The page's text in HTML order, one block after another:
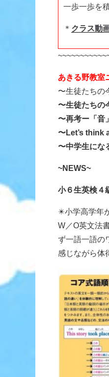
一歩一歩を
＊ クラス動
あきる野教室
〜生徒たちの
〜生徒たちの
〜再考ー「
〜Let’s think
〜中学生に
~NEWS~
小６生英検４
✴️小学高学年
W／O英文法
ず一語一語の
感じながら体